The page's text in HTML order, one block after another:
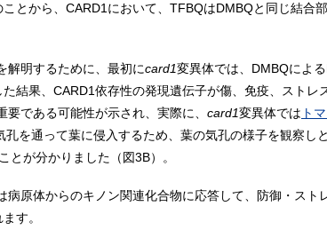
とから、CARD1において、TFBQはDMBQと同じ結合
解明するために、最初にcard1変異体では、DMBQによ
結果、CARD1依存性の発現遺伝子が傷、免疫、ストレ
である可能性が示され、実際に、 card1変異体では ト
を通って葉に侵入するため、葉の気孔の様子を観察し
とが分かりました（図3B）。
原体からのキノン関連化合物に応答して、防御・スト
す。